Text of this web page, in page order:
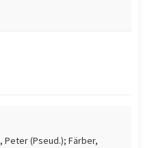
Peter (Pseud.); Färber,